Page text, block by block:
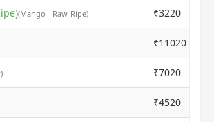
(Mango - Raw-Ripe) ₹3220
₹11020
₹7020
₹4520